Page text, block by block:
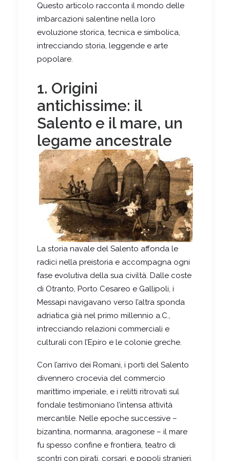
Questo articolo racconta il mondo delle
imbarcazioni salentine nella loro
evoluzione storica, tecnica e simbolica,
intrecciando storia, leggende e arte
popolare.
1. Origini
antichissime: il
Salento e il mare, un
legame ancestrale
La storia navale del Salento affonda le
radici nella preistoria e accompagna ogni
fase evolutiva della sua civiltà. Dalle coste
di Otranto, Porto Cesareo e Gallipoli, i
Messapi navigavano verso l’altra sponda
adriatica già nel primo millennio a.C.,
intrecciando relazioni commerciali e
culturali con l’Epiro e le colonie greche.
Con l’arrivo dei Romani, i porti del Salento
divennero crocevia del commercio
marittimo imperiale, e i relitti ritrovati sul
fondale testimoniano l’intensa attività
mercantile. Nelle epoche successive –
bizantina, normanna, aragonese – il mare
fu spesso confine e frontiera, teatro di
scontri con pirati, corsari, e popoli stranieri.